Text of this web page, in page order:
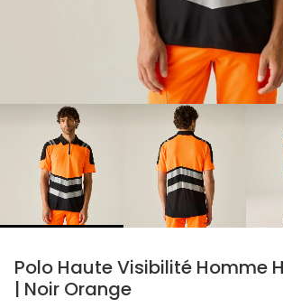
Polo Haute Visibilité Homme
| Noir Orange